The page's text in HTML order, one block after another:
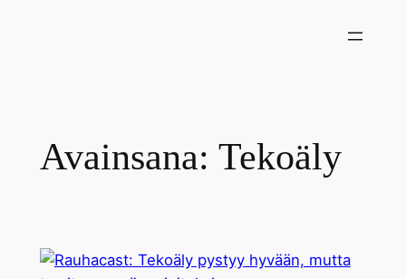
Avainsana: Tekoäly